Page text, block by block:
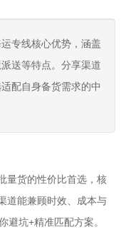
专线核心优势，涵盖
送等特点。分享渠道
配自身备货需求的中
量货的性价比首选，核
道能兼顾时效、成本与
避坑+精准匹配方案。